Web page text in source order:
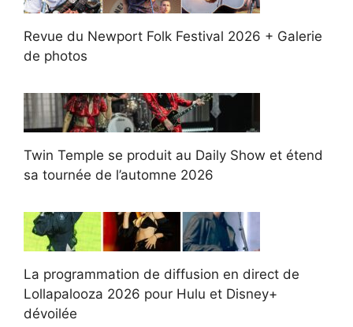
Revue du Newport Folk Festival 2026 + Galerie
de photos
Twin Temple se produit au Daily Show et étend
sa tournée de l’automne 2026
La programmation de diffusion en direct de
Lollapalooza 2026 pour Hulu et Disney+
dévoilée